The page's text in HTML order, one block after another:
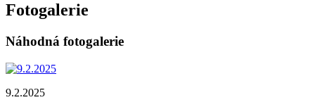
Fotogalerie
Náhodná fotogalerie
9.2.2025